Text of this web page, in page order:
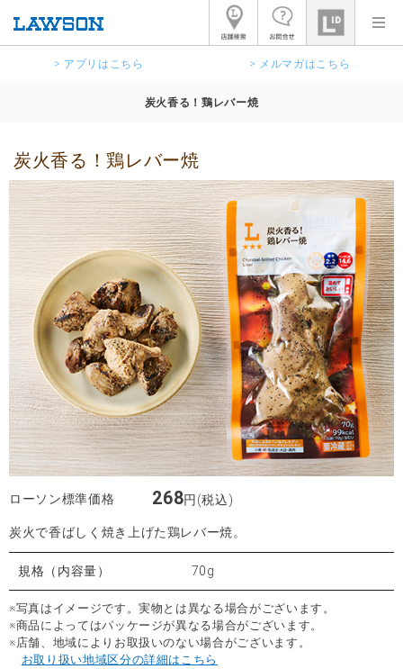
> アプリはこちら > メルマガはこちら
炭火香る！鶏レバー焼
炭火香る！鶏レバー焼
ローソン標準価格 268円(税込)
炭火で香ばしく焼き上げた鶏レバー焼。
規格（内容量） 70g
※写真はイメージです。実物とは異なる場合がございます。
※商品によってはパッケージが異なる場合がございます。
※店舗、地域によりお取扱いのない場合がございます。
お取り扱い地域区分の詳細はこちら